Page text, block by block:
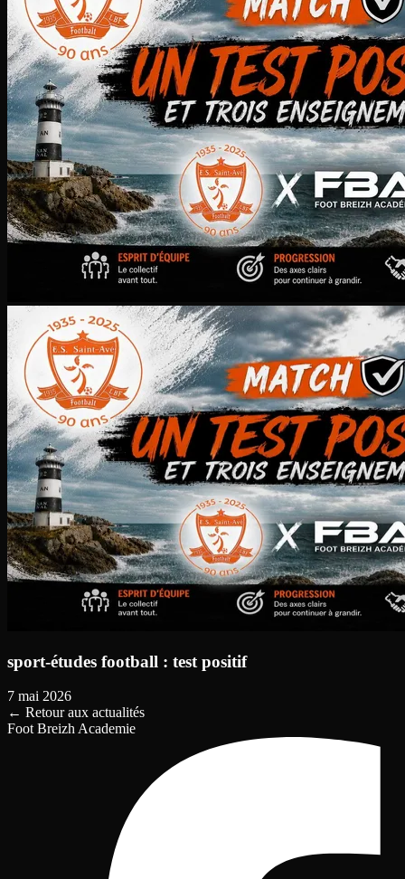
sport-études football : test positif
7 mai 2026
← Retour aux actualités
Foot Breizh Academie